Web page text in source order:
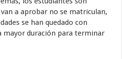
a aprobar no se matriculan,
se han quedado con
mayor duración para terminar